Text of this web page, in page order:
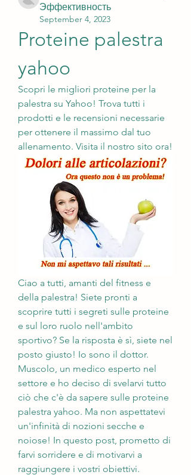
Эффективность
September 4, 2023
Proteine palestra
yahoo
Scopri le migliori proteine per la
palestra su Yahoo! Trova tutti i
prodotti e le recensioni necessarie
per ottenere il massimo dal tuo
allenamento. Visita il nostro sito ora!
Ciao a tutti, amanti del fitness e
della palestra! Siete pronti a
scoprire tutti i segreti sulle proteine
e sul loro ruolo nell'ambito
sportivo? Se la risposta è sì, siete nel
posto giusto! Io sono il dottor.
Muscolo, un medico esperto nel
settore e ho deciso di svelarvi tutto
ciò che c'è da sapere sulle proteine
palestra yahoo. Ma non aspettatevi
un'infinità di nozioni secche e
noiose! In questo post, prometto di
farvi sorridere e di motivarvi a
raggiungere i vostri obiettivi.